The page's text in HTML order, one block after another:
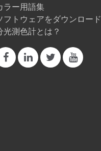
ラー用語集
フトウェアをダウンロード
光測色計とは？